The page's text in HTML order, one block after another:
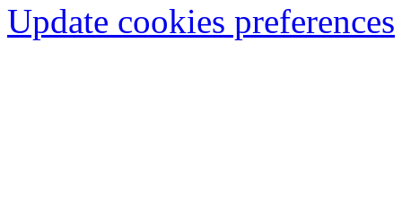
Update cookies preferences